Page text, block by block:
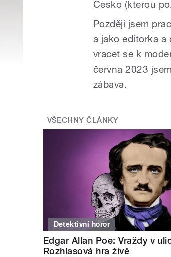
Česko (kterou
Později jsem
a jako editorka a
vracet se k
června 2023
zábava.
VŠECHNY ČLÁNKY
Detektivní horor
Edgar Allan Poe: Vraždy v
Rozhlasová hra živě